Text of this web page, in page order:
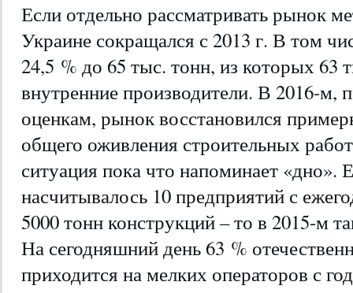
Если отдельно рассматривать рынок
Украине сокращался с 2013 г. В том
24,5 % до 65 тыс. тонн, из которых 63
внутренние производители. В 2016-м,
оценкам, рынок восстановился
общего оживления строительных
ситуация пока что напоминает «дно».
насчитывалось 10 предприятий с
5000 тонн конструкций – то в 2015-м
На сегодняшний день 63 %
приходится на мелких операторов с